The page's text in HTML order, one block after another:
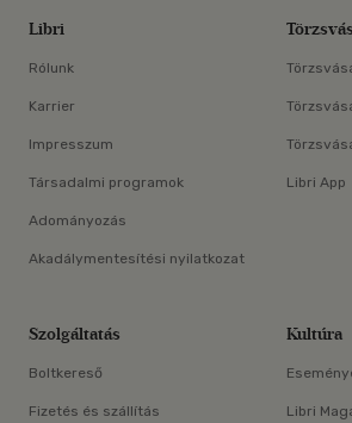
Libri
Rólunk
Karrier
Impresszum
Társadalmi programok
Adományozás
Akadálymentesítési nyilatkozat
Libri App
Szolgáltatás
Boltkereső
Fizetés és szállítás
Kultúra
Libri